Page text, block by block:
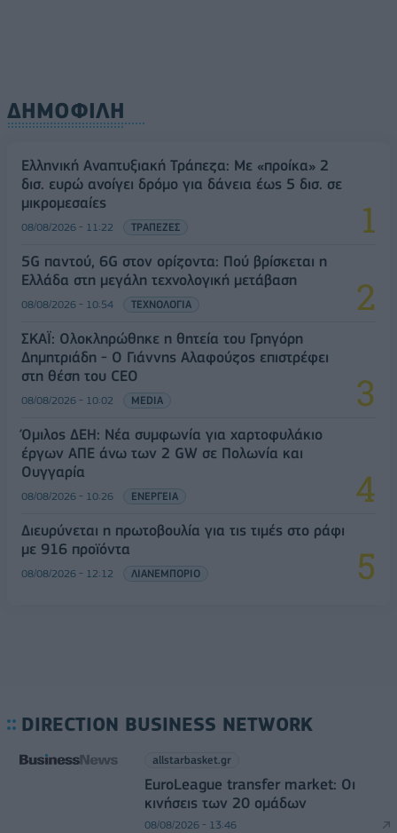
ΔΗΜΟΦΙΛΗ
Ελληνική Αναπτυξιακή Τράπεζα: Με «προίκα» 2
δισ. ευρώ ανοίγει δρόμο για δάνεια έως 5 δισ. σε
μικρομεσαίες
08/08/2026 - 11:22 ΤΡΑΠΕΖΕΣ
5G παντού, 6G στον ορίζοντα: Πού βρίσκεται η
Ελλάδα στη μεγάλη τεχνολογική μετάβαση
08/08/2026 - 10:54 ΤΕΧΝΟΛΟΓΙΑ
ΣΚΑΪ: Ολοκληρώθηκε η θητεία του Γρηγόρη
Δημητριάδη - Ο Γιάννης Αλαφούζος επιστρέφει
στη θέση του CEO
08/08/2026 - 10:02 MEDIA
Όμιλος ΔΕΗ: Νέα συμφωνία για χαρτοφυλάκιο
έργων ΑΠΕ άνω των 2 GW σε Πολωνία και
Ουγγαρία
08/08/2026 - 10:26 ΕΝΕΡΓΕΙΑ
Διευρύνεται η πρωτοβουλία για τις τιμές στο ράφι
με 916 προϊόντα
08/08/2026 - 12:12 ΛΙΑΝΕΜΠΟΡΙΟ
DIRECTION BUSINESS NETWORK
allstarbasket.gr
EuroLeague transfer market: Οι
κινήσεις των 20 ομάδων
08/08/2026 - 13:46